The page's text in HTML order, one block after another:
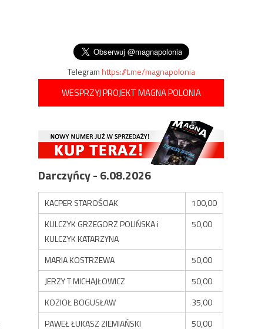
Telegramhttps://t.me/magnapolonia
WESPRZYJ PROJEKT MAGNA POLONIA
Darczyńcy - 6.08.2026
KACPER STAROŚCIAK
100,00
KULCZYK GRZEGORZ POLIŃSKA i
KULCZYK KATARZYNA
50,00
MARIA KOSTRZEWA
50,00
JERZY T MICHAJŁOWICZ
50,00
KOZIOŁ BOGUSŁAW
35,00
PAWEŁ ŁUKASZ ZIEMIAŃSKI
50,00